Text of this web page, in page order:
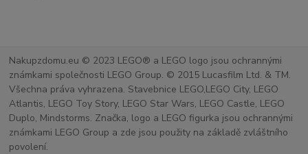
Nakupzdomu.eu © 2023 LEGO® a LEGO logo jsou ochrannými
známkami společnosti LEGO Group. © 2015 Lucasfilm Ltd. & TM.
Všechna práva vyhrazena. Stavebnice LEGO,LEGO City, LEGO
Atlantis, LEGO Toy Story, LEGO Star Wars, LEGO Castle, LEGO
Duplo, Mindstorms. Značka, logo a LEGO figurka jsou ochrannými
známkami LEGO Group a zde jsou použity na základě zvláštního
povolení.